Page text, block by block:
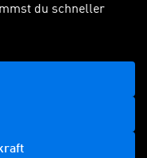
du schneller